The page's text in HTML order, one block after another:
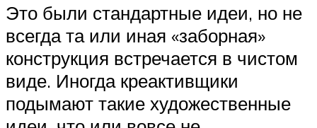
Это были стандартные идеи, но не
всегда та или иная «заборная»
конструкция встречается в чистом
виде. Иногда креактивщики
подымают такие художественные